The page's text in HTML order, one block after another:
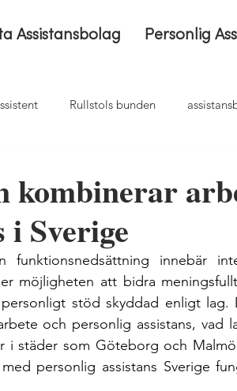
Assistansbolag Personlig
Rullstols bunden
kombinerar
i Sverige
funktionsnedsättning innebär
möjligheten att bidra
stöd skyddad enligt
och personlig assistans,
i städer som Göteborg och
personlig assistans Sverige